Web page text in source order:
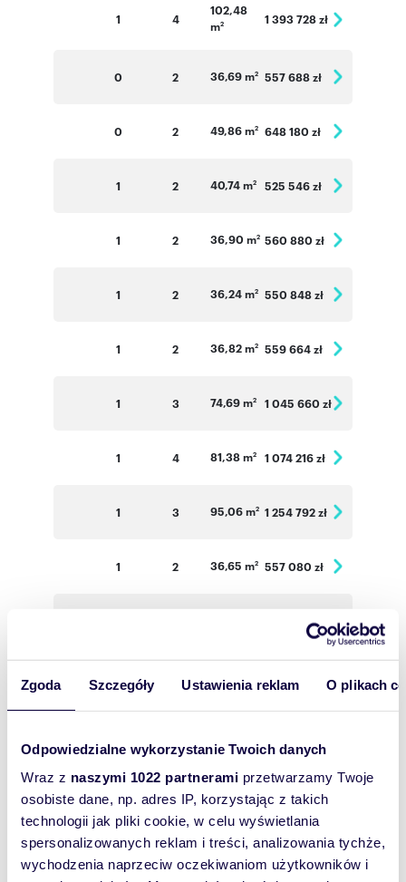
Zgoda Szczegóły Ustawienia reklam O plikach
Odpowiedzialne wykorzystanie Twoich danych
Wraz z naszymi 1022 partnerami przetwarzamy Twoje
osobiste dane, np. adres IP, korzystając z takich
technologii jak pliki cookie, w celu wyświetlania
spersonalizowanych reklam i treści, analizowania tychże,
wychodzenia naprzeciw oczekiwaniom użytkowników i
1 4
102,48
m2 1 393 728 zł
0 2 36,69 m2 557 688 zł
0 2 49,86 m2 648 180 zł
1 2 40,74 m2 525 546 zł
1 2 36,90 m2 560 880 zł
1 2 36,24 m2 550 848 zł
1 2 36,82 m2 559 664 zł
1 3 74,69 m2 1 045 660 zł
1 4 81,38 m2 1 074 216 zł
1 3 95,06 m2 1 254 792 zł
1 2 36,65 m2 557 080 zł
643 065 zł
2 2 34,52 m 2 531 608 zł
2 3 66,83 m 935 620 zł